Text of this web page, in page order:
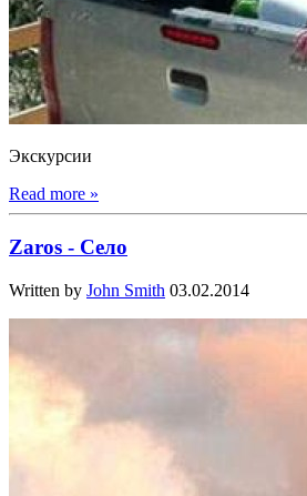
Экскурсии
Read more »
Zaros - Село
Written by John Smith 03.02.2014